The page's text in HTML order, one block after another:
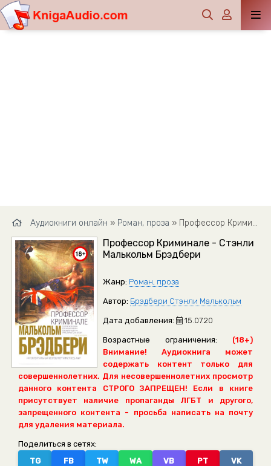
Аудиокниги онлайн » Роман, проза » Профессор Криминале - Стэнли Малькольм Брэдбери
Профессор Криминале - Стэнли
Малькольм Брэдбери
Жанр: Роман, проза
Автор: Брэдбери Стэнли Малькольм
Дата добавления: 15.07.20
Возрастные ограничения:
(18+)
Внимание! Аудиокнига может
содержать контент только для
совершеннолетних. Для несовершеннолетних просмотр
данного контента СТРОГО ЗАПРЕЩЕН! Если в книге
присутствует наличие пропаганды ЛГБТ и другого,
запрещенного контента - просьба написать на почту
для удаления материала.
Поделиться в сетях:
TG
FB TW WA VB PT VK